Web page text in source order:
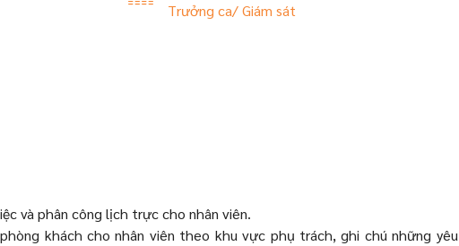
Trưởng ca/ Giám sát
và phân công lịch trực cho nhân viên.
khách cho nhân viên theo khu vực phụ trách, ghi chú những yêu